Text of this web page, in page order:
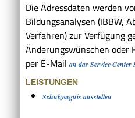
Die Adressdaten werden
Bildungsanalysen (IBBW,
Verfahren) zur Verfügung
Änderungswünschen oder
per E-Mailan das Service
LEISTUNGEN
Schulzeugnis ausstellen